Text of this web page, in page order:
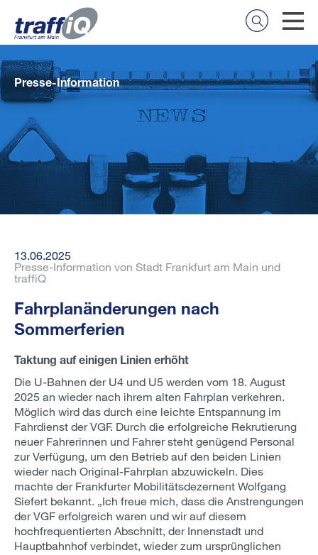
Presse-Information
13.06.2025
Presse-Information von Stadt Frankfurt am Main und
traffiQ
Fahrplanänderungen nach
Sommerferien
Taktung auf einigen Linien erhöht
Die U-Bahnen der U4 und U5 werden vom 18. August
2025 an wieder nach ihrem alten Fahrplan verkehren.
Möglich wird das durch eine leichte Entspannung im
Fahrdienst der VGF. Durch die erfolgreiche Rekrutierung
neuer Fahrerinnen und Fahrer steht genügend Personal
zur Verfügung, um den Betrieb auf den beiden Linien
wieder nach Original-Fahrplan abzuwickeln. Dies
machte der Frankfurter Mobilitätsdezernent Wolfgang
Siefert bekannt. „Ich freue mich, dass die Anstrengungen
der VGF erfolgreich waren und wir auf diesem
hochfrequentierten Abschnitt, der Innenstadt und
Hauptbahnhof verbindet, wieder zum ursprünglichen